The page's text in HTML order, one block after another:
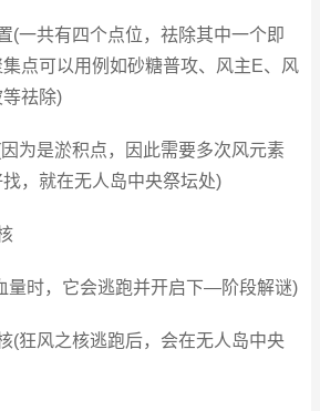
(一共有四个点位，祛除其中一个即
点可以用例如砂糖普攻、风主E、风
祛除)
为是淤积点，因此需要多次风元素
，就在无人岛中央祭坛处)
量时，它会逃跑并开启下—阶段解谜)
(狂风之核逃跑后，会在无人岛中央